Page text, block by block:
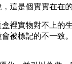
這是個實實在在的
裡實物對不上的
被標記的不一致